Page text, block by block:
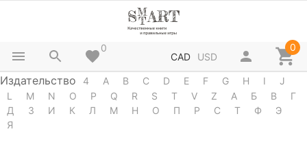
0
CAD USD
0
Издательство 4 A B C D E F G H I
J
L
M N O P Q R S T V Z А Б В
Г
Д
З И К Л М Н О П Р С Т Ф
Э
Я